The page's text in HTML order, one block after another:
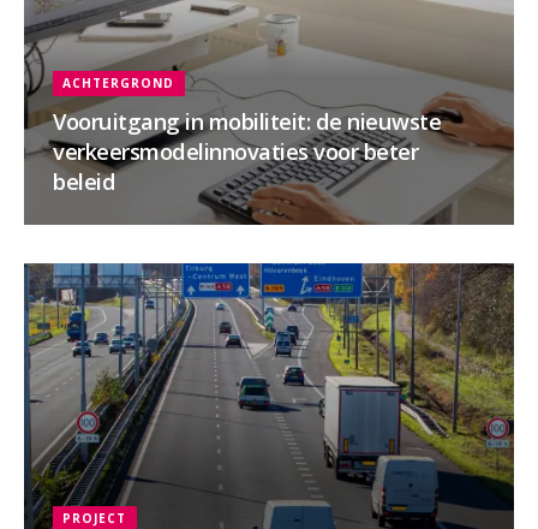
Vooruitgang in mobiliteit: de nieuwste
verkeersmodelinnovaties voor beter
beleid
ACHTERGROND
PROJECT